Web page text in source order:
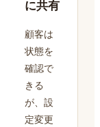
に共有
顧客は
状態を
確認で
きる
が、設
定変更